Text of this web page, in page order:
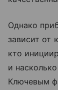
Однако
зависит от
кто
и
Ключевым